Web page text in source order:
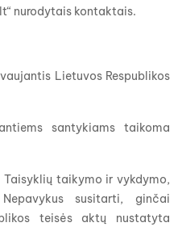
nurodytais kontaktais.
Lietuvos Respublikos
santykiams taikoma
taikymo ir vykdymo,
susitarti, ginčai
teisės aktų nustatyta